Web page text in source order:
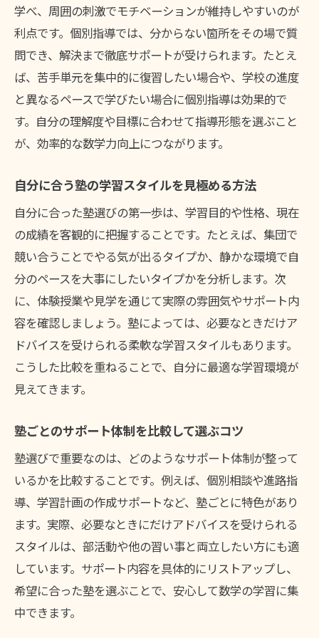
学べ、周囲の刺激でモチベーションが維持しやすいのが
利点です。個別指導では、分からない箇所をその場で質
問でき、解決まで徹底サポートが受けられます。たとえ
ば、苦手単元を集中的に復習したい場合や、学校の進度
と異なるペースで学びたい場合に個別指導は効果的で
す。自分の理解度や目標に合わせて指導形態を選ぶこと
が、効率的な数学力向上につながります。
自分に合う塾の学習スタイルを見極める方法
自分に合った塾選びの第一歩は、学習目的や性格、現在
の成績を客観的に把握することです。たとえば、集団で
競い合うことでやる気が出るタイプか、静かな環境で自
分のペースを大事にしたいタイプかを分析します。次
に、体験授業や見学を通じて実際の雰囲気やサポート内
容を確認しましょう。塾によっては、必要なときだけア
ドバイスを受けられる柔軟な学習スタイルもあります。
こうした比較を重ねることで、自分に最適な学習環境が
見えてきます。
塾ごとのサポート体制を比較して選ぶコツ
塾選びで重要なのは、どのようなサポート体制が整って
いるかを比較することです。例えば、個別相談や進路指
導、学習計画の作成サポートなど、塾ごとに特色があり
ます。実際、必要なときにだけアドバイスを受けられる
スタイルは、部活動や他の習い事と両立したい方にも適
しています。サポート内容を具体的にリストアップし、
希望に合った塾を選ぶことで、安心して数学の学習に集
中できます。